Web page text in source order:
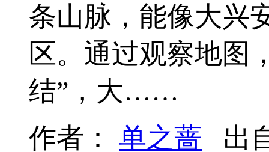
条山脉，能像大兴
区。通过观察地图
结”，大……
作者： 单之蔷 出